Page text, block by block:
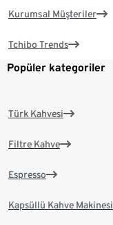
Kurumsal Müşteriler
Tchibo Trends
Popüler kategoriler
Türk Kahvesi
Filtre Kahve
Espresso
Kapsüllü Kahve Makinesi